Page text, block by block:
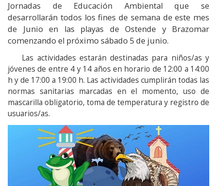
Jornadas de Educación Ambiental que se
desarrollarán todos los fines de semana de este mes
de Junio en las playas de Ostende y Brazomar
comenzando el próximo sábado 5 de junio.
Las actividades estarán destinadas para niños/as y
jóvenes de entre 4 y 14 años en horario de 12:00 a 14:00
h y de 17:00 a 19:00 h. Las actividades cumplirán todas las
normas sanitarias marcadas en el momento, uso de
mascarilla obligatorio, toma de temperatura y registro de
usuarios/as.